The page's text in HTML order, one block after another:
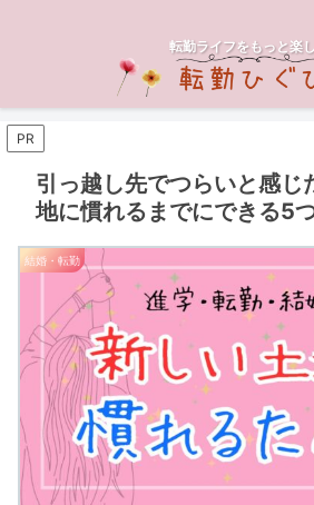
転勤ライフをもっと楽
PR
引っ越し先でつらいと感じ
地に慣れるまでにできる5
結婚・転勤